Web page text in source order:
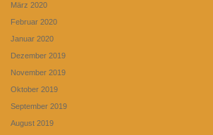
März 2020
Februar 2020
Januar 2020
Dezember 2019
November 2019
Oktober 2019
September 2019
August 2019